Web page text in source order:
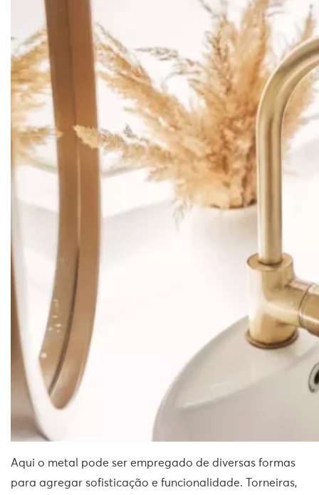
Aqui o metal pode ser empregado de diversas formas
para agregar sofisticação e funcionalidade. Torneiras,